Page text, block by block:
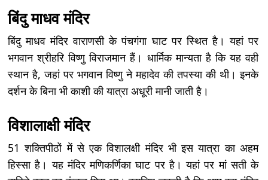
बिंदु माधव मंदिर
बिंदु माधव मंदिर वाराणसी के पंचगंगा घाट पर स्थित है। यहां पर
भगवान श्रीहरि विष्णु विराजमान हैं। धार्मिक मान्यता है कि यह वही
स्थान है, जहां पर भगवान विष्णु ने महादेव की तपस्या की थी। इनके
दर्शन के बिना भी काशी की यात्रा अधूरी मानी जाती है।
विशालाक्षी मंदिर
51 शक्तिपीठों में से एक विशालक्षी मंदिर भी इस यात्रा का अहम
हिस्सा है। यह मंदिर मणिकर्णिका घाट पर है। यहां पर मां सती के